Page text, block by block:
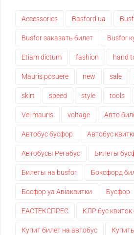
Accessories Basford ua
Busfor заказать билет Busfor
Etiam dictum fashion hand
Mauris posuere new sale
skirt speed style tools
Vel mauris voltage Авто
Автобус бусфор Автобус
Автобусы Регабус Билеты
Билеты на busfor Боксфорд
Босфор уа Авіаквитки Бусфор
ЕАСТЕКСПРЕС КЛР бус квиток
Купит билет на автобус